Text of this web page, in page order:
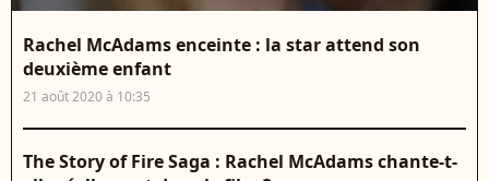
Rachel McAdams enceinte : la star attend son
deuxième enfant
21 août 2020 à 10:35
The Story of Fire Saga : Rachel McAdams chante-t-